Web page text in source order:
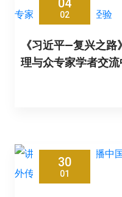
04
02
《习近平—复兴之
理与众专家学者交
30
01